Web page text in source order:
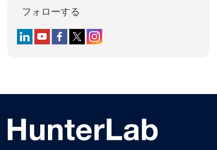
フォローする
Follow us on LinkedIn
Follow us on YouTube
Follow us on Facebook
Follow us on X (formerly Twitter)
Follow us on Instagram